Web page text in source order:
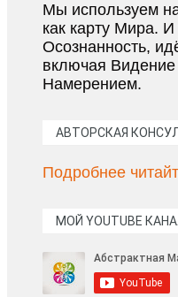
Мы используем
как карту Мира.
Осознанность,
включая Видение
Намерением.
АВТОРСКАЯ
Подробнее
МОЙ YOUTUBE